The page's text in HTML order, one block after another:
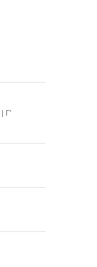
| Γ'